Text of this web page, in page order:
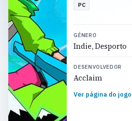
PC
GÉNERO
Indie, Desporto
DESENVOLVEDOR
Acclaim
Ver página do jogo